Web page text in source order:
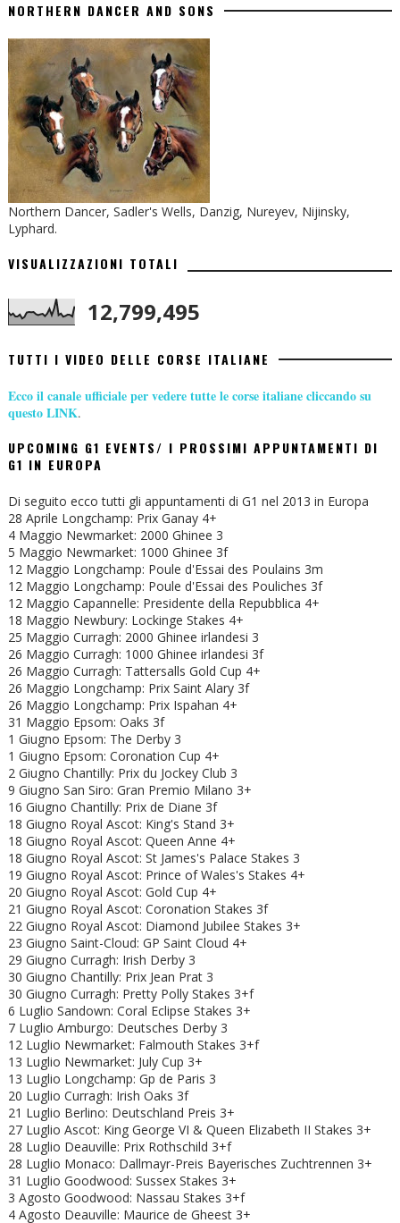
NORTHERN DANCER AND SONS
Northern Dancer, Sadler's Wells, Danzig, Nureyev, Nijinsky,
Lyphard.
VISUALIZZAZIONI TOTALI
12,799,495
TUTTI I VIDEO DELLE CORSE ITALIANE
Ecco il canale ufficiale per vedere tutte le corse italiane cliccando su
questo LINK.
UPCOMING G1 EVENTS/ I PROSSIMI APPUNTAMENTI DI
G1 IN EUROPA
Di seguito ecco tutti gli appuntamenti di G1 nel 2013 in Europa
28 Aprile Longchamp: Prix Ganay 4+
4 Maggio Newmarket: 2000 Ghinee 3
5 Maggio Newmarket: 1000 Ghinee 3f
12 Maggio Longchamp: Poule d'Essai des Poulains 3m
12 Maggio Longchamp: Poule d'Essai des Pouliches 3f
12 Maggio Capannelle: Presidente della Repubblica 4+
18 Maggio Newbury: Lockinge Stakes 4+
25 Maggio Curragh: 2000 Ghinee irlandesi 3
26 Maggio Curragh: 1000 Ghinee irlandesi 3f
26 Maggio Curragh: Tattersalls Gold Cup 4+
26 Maggio Longchamp: Prix Saint Alary 3f
26 Maggio Longchamp: Prix Ispahan 4+
31 Maggio Epsom: Oaks 3f
1 Giugno Epsom: The Derby 3
1 Giugno Epsom: Coronation Cup 4+
2 Giugno Chantilly: Prix du Jockey Club 3
9 Giugno San Siro: Gran Premio Milano 3+
16 Giugno Chantilly: Prix de Diane 3f
18 Giugno Royal Ascot: King's Stand 3+
18 Giugno Royal Ascot: Queen Anne 4+
18 Giugno Royal Ascot: St James's Palace Stakes 3
19 Giugno Royal Ascot: Prince of Wales's Stakes 4+
20 Giugno Royal Ascot: Gold Cup 4+
21 Giugno Royal Ascot: Coronation Stakes 3f
22 Giugno Royal Ascot: Diamond Jubilee Stakes 3+
23 Giugno Saint-Cloud: GP Saint Cloud 4+
29 Giugno Curragh: Irish Derby 3
30 Giugno Chantilly: Prix Jean Prat 3
30 Giugno Curragh: Pretty Polly Stakes 3+f
6 Luglio Sandown: Coral Eclipse Stakes 3+
7 Luglio Amburgo: Deutsches Derby 3
12 Luglio Newmarket: Falmouth Stakes 3+f
13 Luglio Newmarket: July Cup 3+
13 Luglio Longchamp: Gp de Paris 3
20 Luglio Curragh: Irish Oaks 3f
21 Luglio Berlino: Deutschland Preis 3+
27 Luglio Ascot: King George VI & Queen Elizabeth II Stakes 3+
28 Luglio Deauville: Prix Rothschild 3+f
28 Luglio Monaco: Dallmayr-Preis Bayerisches Zuchtrennen 3+
31 Luglio Goodwood: Sussex Stakes 3+
3 Agosto Goodwood: Nassau Stakes 3+f
4 Agosto Deauville: Maurice de Gheest 3+